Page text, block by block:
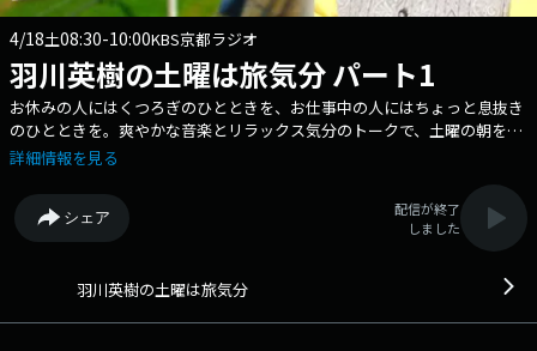
4/18土08:30-10:00KBS京都ラジオ
羽川英樹の土曜は旅気分 パート1
お休みの人にはくつろぎのひとときを、お仕事中の人にはちょっと息抜き
のひとときを。爽やかな音楽とリラックス気分のトークで、土曜の朝を彩
るラジオ。 ★番組サイト ★番組へのメッセージ
詳細情報を見る
シェア
配信が終了
しました
羽川英樹の土曜は旅気分